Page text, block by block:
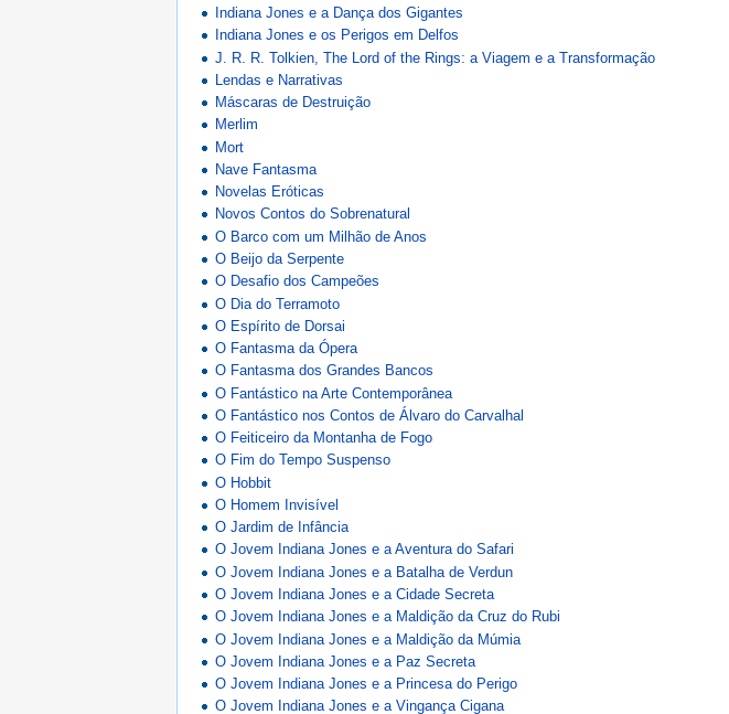
Indiana Jones e a Dança dos Gigantes
Indiana Jones e os Perigos em Delfos
J. R. R. Tolkien, The Lord of the Rings: a Viagem e a Transformação
Lendas e Narrativas
Máscaras de Destruição
Merlim
Mort
Nave Fantasma
Novelas Eróticas
Novos Contos do Sobrenatural
O Barco com um Milhão de Anos
O Beijo da Serpente
O Desafio dos Campeões
O Dia do Terramoto
O Espírito de Dorsai
O Fantasma da Ópera
O Fantasma dos Grandes Bancos
O Fantástico na Arte Contemporânea
O Fantástico nos Contos de Álvaro do Carvalhal
O Feiticeiro da Montanha de Fogo
O Fim do Tempo Suspenso
O Hobbit
O Homem Invisível
O Jardim de Infância
O Jovem Indiana Jones e a Aventura do Safari
O Jovem Indiana Jones e a Batalha de Verdun
O Jovem Indiana Jones e a Cidade Secreta
O Jovem Indiana Jones e a Maldição da Cruz do Rubi
O Jovem Indiana Jones e a Maldição da Múmia
O Jovem Indiana Jones e a Paz Secreta
O Jovem Indiana Jones e a Princesa do Perigo
O Jovem Indiana Jones e a Vingança Cigana